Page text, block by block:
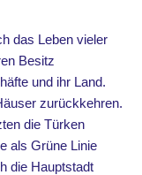
das Leben vieler
Besitz
und ihr Land.
zurückkehren.
die Türken
als Grüne Linie
die Hauptstadt